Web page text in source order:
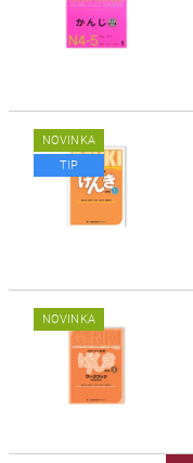
NOVINKA
TIP
NOVINKA